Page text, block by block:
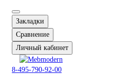
Закладки
Сравнение
Личный кабинет
8-495-790-92-00